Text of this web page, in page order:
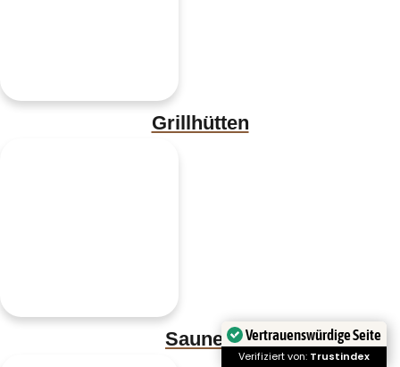
Grillhütten
Saunen Vertrauenswürdige Seite
Verifiziert von: Trustindex